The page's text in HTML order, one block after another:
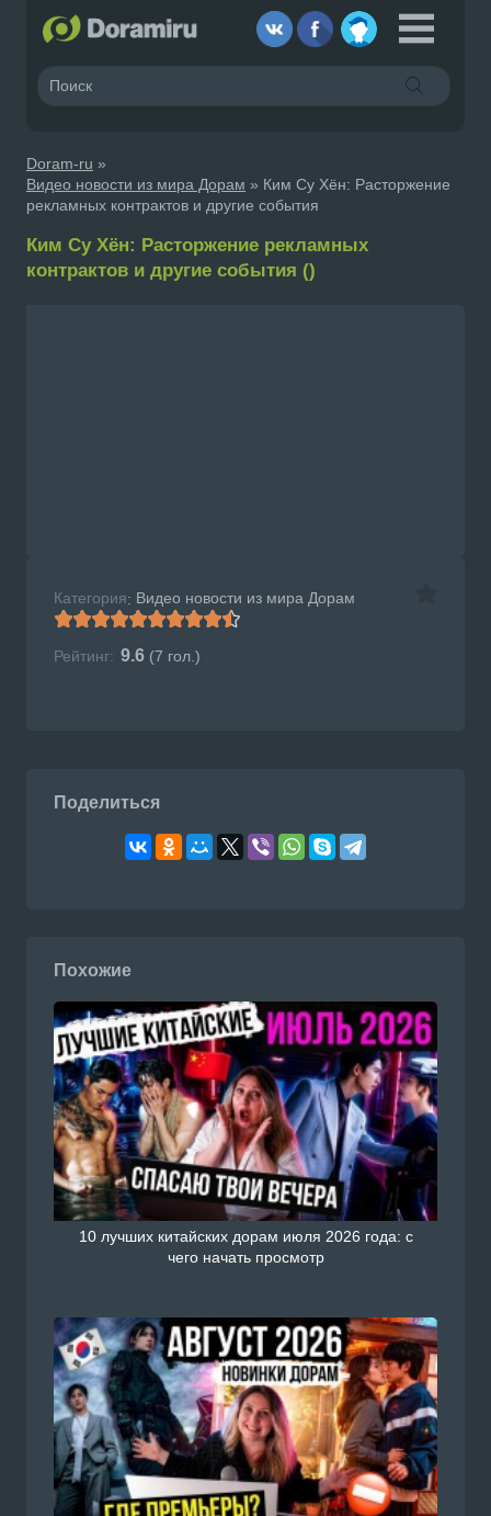
Doram-ru »
Видео новости из мира Дорам » Ким Су Хён: Расторжение
рекламных контрактов и другие события
Ким Су Хён: Расторжение рекламных
контрактов и другие события ()
Категория: Видео новости из мира Дорам
Рейтинг: 9.6 (7 гол.)
Поделиться
Похожие
10 лучших китайских дорам июля 2026 года: с
чего начать просмотр